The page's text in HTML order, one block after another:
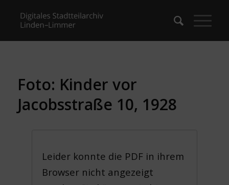
Foto: Kinder vor
Jacobsstraße 10, 1928
Leider konnte die PDF in ihrem
Browser nicht angezeigt